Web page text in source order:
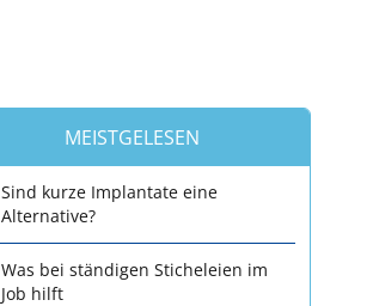
MEISTGELESEN
Sind kurze Implantate eine
Alternative?
Was bei ständigen Sticheleien im
Job hilft